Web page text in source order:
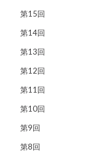
第15回
第14回
第13回
第12回
第11回
第10回
第9回
第8回